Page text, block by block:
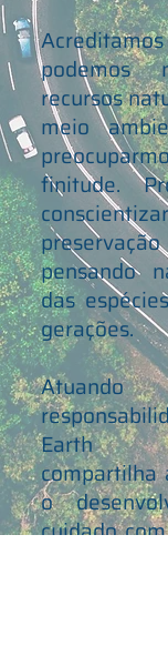
podemos
recursos
meio
finitude.
pensando
das
gerações.
Atuando
Earth
compartilha
o
cuidado